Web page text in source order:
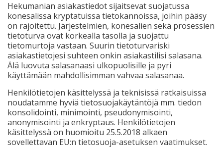
Hekumanian asiakastiedot sijaitsevat suojatussa
konesalissa kryptatuissa tietokannoissa, joihin pääsy
on rajoitettu. Järjestelmien, konesalien sekä prosessien
tietoturva ovat korkealla tasolla ja suojattu
tietomurtoja vastaan. Suurin tietoturvariski
asiakastietojesi suhteen onkin asiakastilisi salasana.
Älä luovuta salasanaasi ulkopuolisille ja pyri
käyttämään mahdollisimman vahvaa salasanaa.
Henkilötietojen käsittelyssä ja teknisissä ratkaisuissa
noudatamme hyviä tietosuojakäytäntöjä mm. tiedon
konsolidointi, minimointi, pseudonymisointi,
anonymisointi ja enkryptaus. Henkilötietojen
käsittelyssä on huomioitu 25.5.2018 alkaen
sovellettavan EU:n tietosuoja-asetuksen vaatimukset.